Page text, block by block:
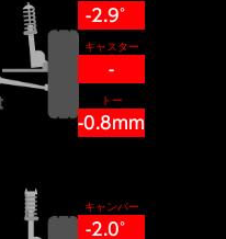
-2.9°
キャスター
-
トー
-0.8mm
キャンバー
-2.0°